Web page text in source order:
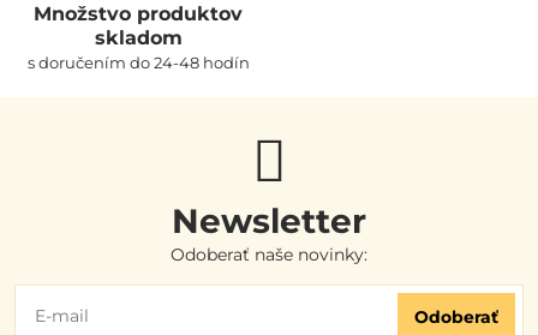
Množstvo produktov
skladom
s doručením do 24-48 hodín
Newsletter
Odoberať naše novinky:
Odoberať